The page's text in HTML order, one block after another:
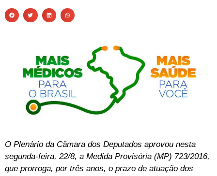
O Plenário da Câmara dos Deputados aprovou nesta
segunda-feira, 22/8, a Medida Provisória (MP) 723/2016,
que prorroga, por três anos, o prazo de atuação dos